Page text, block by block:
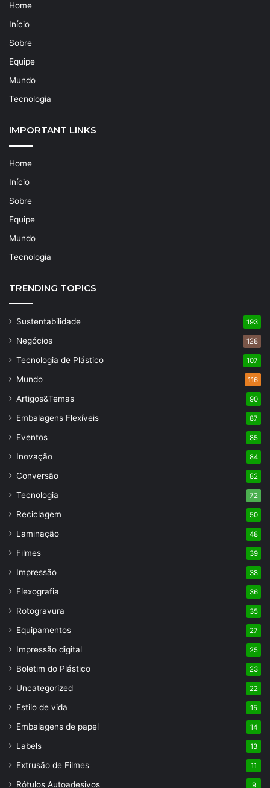
Home
Início
Sobre
Equipe
Mundo
Tecnologia
IMPORTANT LINKS
Home
Início
Sobre
Equipe
Mundo
Tecnologia
TRENDING TOPICS
Sustentabilidade 193
Negócios 128
Tecnologia de Plástico 107
Mundo 116
Artigos&Temas 90
Embalagens Flexíveis 87
Eventos 85
Inovação 84
Conversão 82
Tecnologia 72
Reciclagem 50
Laminação 48
Filmes 39
Impressão 38
Flexografia 36
Rotogravura 35
Equipamentos 27
Impressão digital 25
Boletim do Plástico 23
Uncategorized 22
Estilo de vida 15
Embalagens de papel 14
Labels 13
Extrusão de Filmes 11
Rótulos Autoadesivos 9